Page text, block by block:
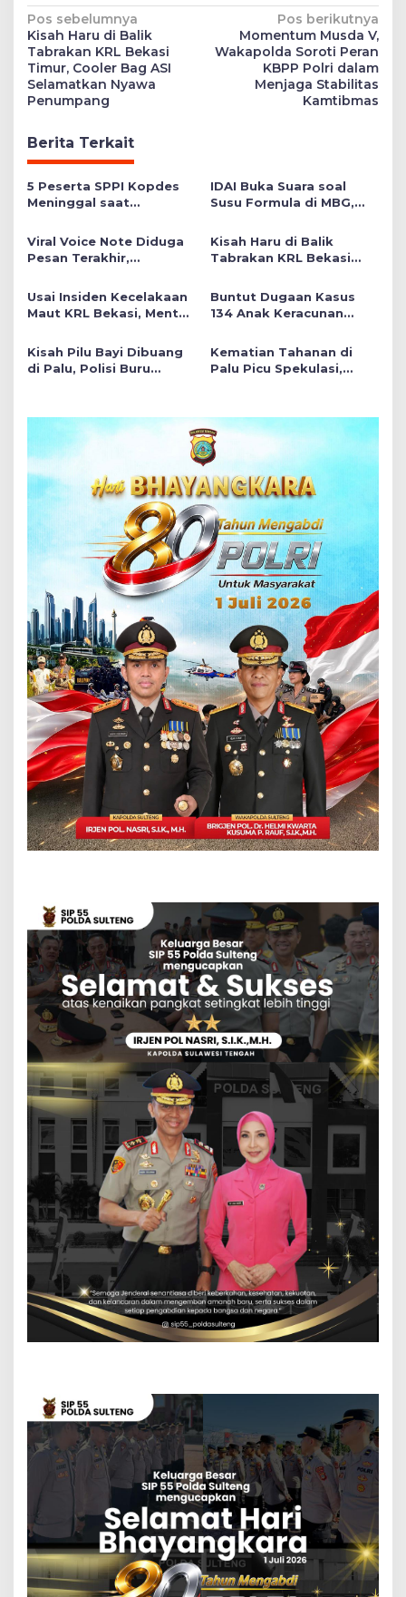
Navigasi
pos
Pos sebelumnya
Kisah Haru di Balik
Tabrakan KRL Bekasi
Timur, Cooler Bag ASI
Selamatkan Nyawa
Penumpang
Pos berikutnya
Momentum Musda V,
Wakapolda Soroti Peran
KBPP Polri dalam
Menjaga Stabilitas
Kamtibmas
Berita Terkait
5 Peserta SPPI Kopdes
Meninggal saat
Ungkap Penyebab dari
Heat Stroke hingga TBC
IDAI Buka Suara soal
Susu Formula di MBG,
hingga Usia 2 Tahun
Viral Voice Note Diduga
Pesan Terakhir,
Ditemukan Meninggal
Dunia di Parkiran
Kisah Haru di Balik
Tabrakan KRL Bekasi
Selamatkan Nyawa
Penumpang
Usai Insiden Kecelakaan
Maut KRL Bekasi, Menteri
Gerbong Perempuan
Buntut Dugaan Kasus
134 Anak Keracunan
Cianjur, Balita 2 Tahun
Meninggal Dunia
Kisah Pilu Bayi Dibuang
di Palu, Polisi Buru
Kematian Tahanan di
Palu Picu Spekulasi,
Tanda Penganiayaan